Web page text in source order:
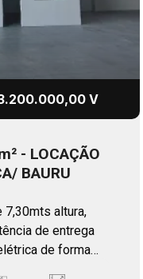
V
- LOCAÇÃO
BAURU
7,30mts altura,
de entrega
de forma